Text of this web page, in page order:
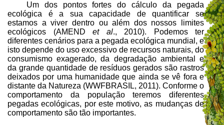
Um dos pontos fortes do cálculo da pegada
ecológica é a sua capacidade de quantificar se
estamos a viver dentro ou além dos nossos limites
ecológicos (AMEND et al., 2010). Podemos ter
diferentes cenários para a pegada ecológica mundial, e
isto depende do uso excessivo de recursos naturais, do
consumismo exagerado, da degradação ambiental e
da grande quantidade de resíduos gerados são rastros
deixados por uma humanidade que ainda se vê fora e
distante da Natureza (WWFBRASIL, 2011). Conforme o
comportamento da população teremos diferentes
pegadas ecológicas, por este motivo, as mudanças de
comportamento são tão importantes.